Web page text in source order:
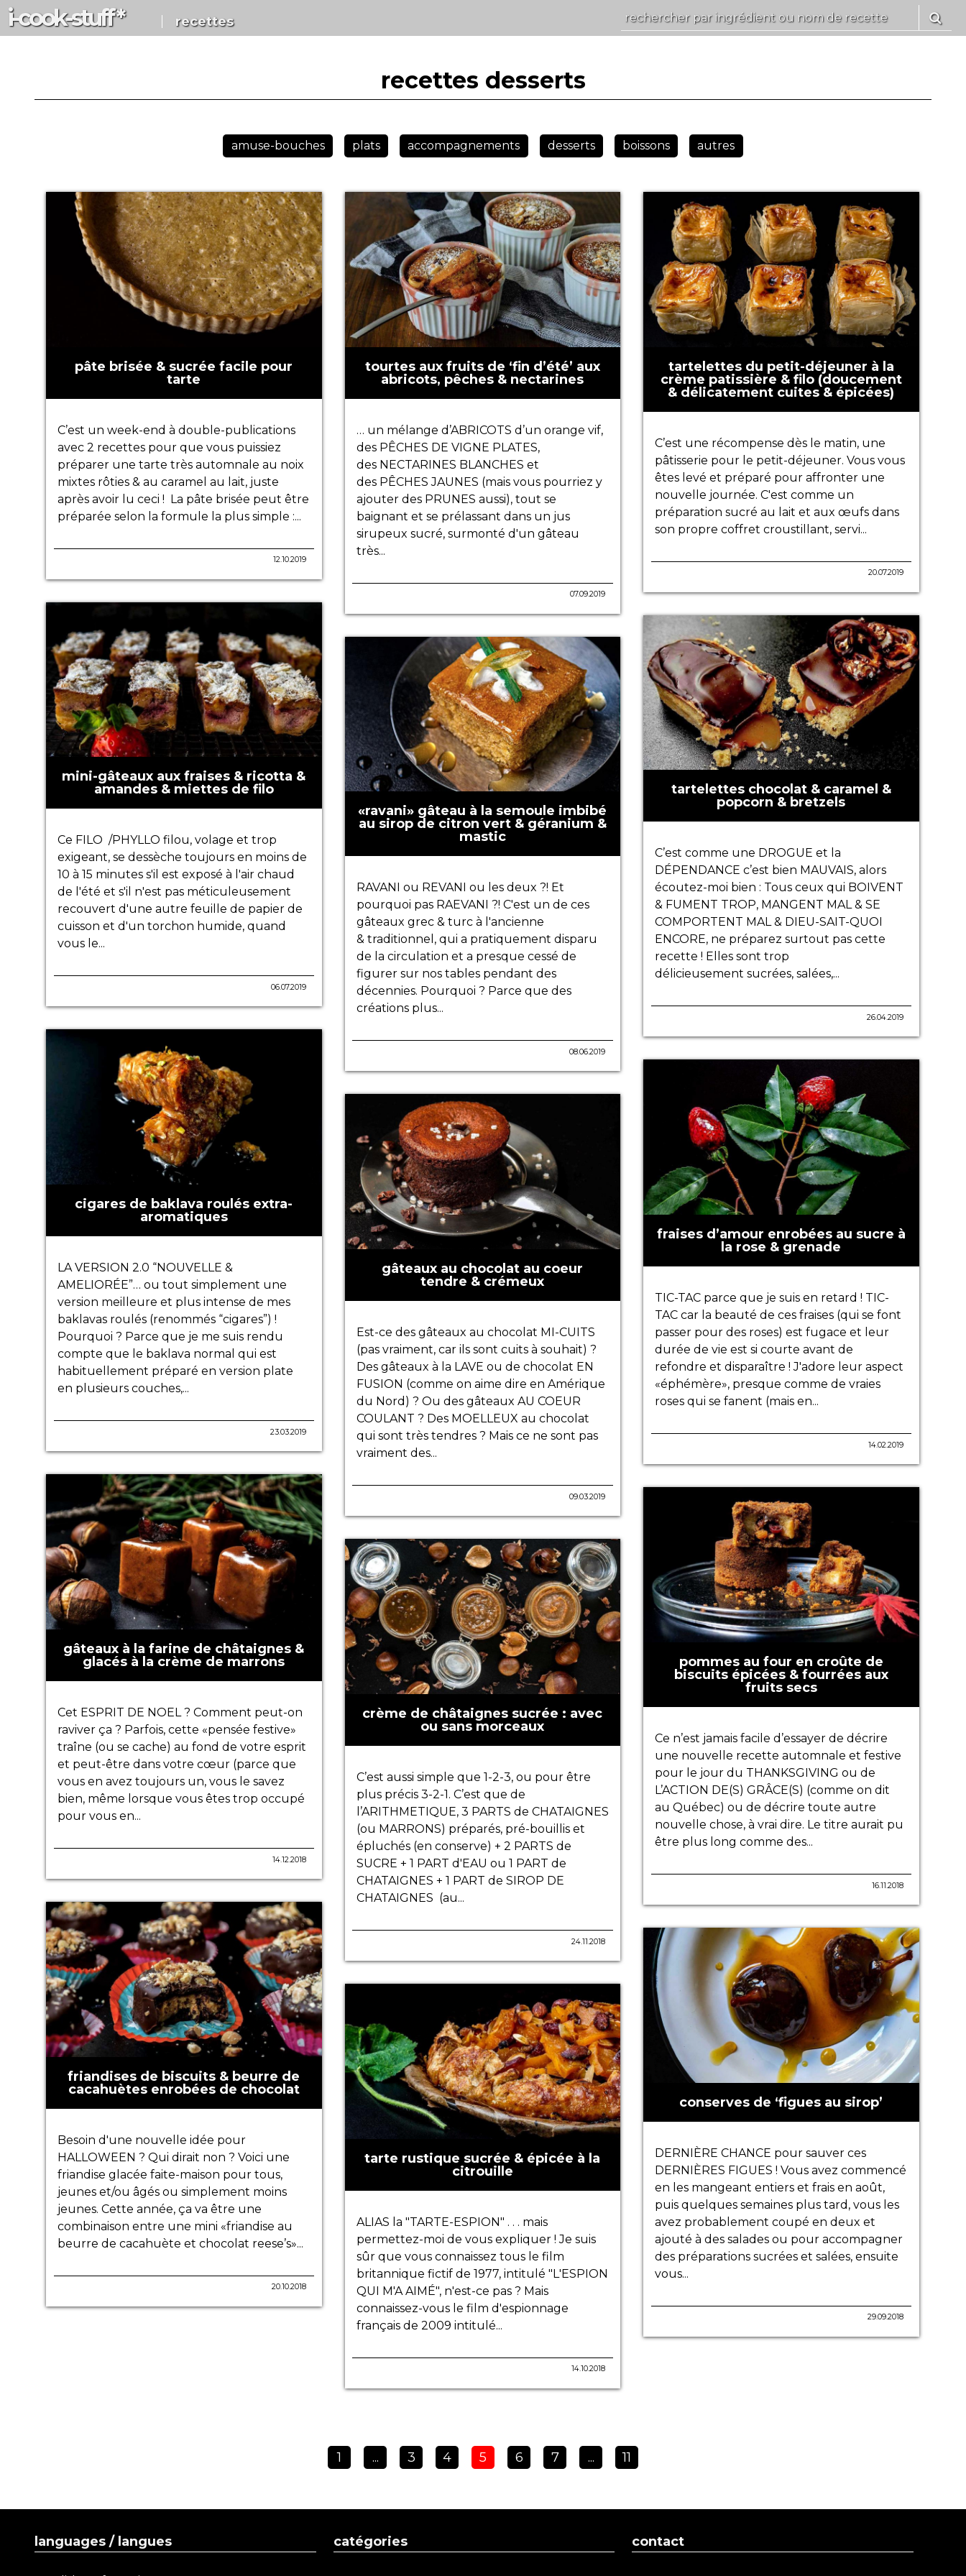
i-cook-stuff* recettes
recettes desserts
amuse-bouches plats accompagnements desserts boissons autres
pâte brisée & sucrée facile pour
tarte
C’est un week-end à double-publications
avec 2 recettes pour que vous puissiez
préparer une tarte très automnale au noix
mixtes rôties & au caramel au lait, juste
après avoir lu ceci ! La pâte brisée peut être
préparée selon la formule la plus simple :...
12.10.2019
mini-gâteaux aux fraises & ricotta &
amandes & miettes de filo
Ce FILO /PHYLLO filou, volage et trop
exigeant, se dessèche toujours en moins de
10 à 15 minutes s'il est exposé à l'air chaud
de l'été et s'il n'est pas méticuleusement
recouvert d'une autre feuille de papier de
cuisson et d'un torchon humide, quand
vous le...
06.07.2019
cigares de baklava roulés extra-
aromatiques
LA VERSION 2.0 “NOUVELLE &
AMELIORÉE”… ou tout simplement une
version meilleure et plus intense de mes
baklavas roulés (renommés “cigares”) !
Pourquoi ? Parce que je me suis rendu
compte que le baklava normal qui est
habituellement préparé en version plate
en plusieurs couches,...
23.03.2019
gâteaux à la farine de châtaignes &
glacés à la crème de marrons
Cet ESPRIT DE NOEL ? Comment peut-on
raviver ça ? Parfois, cette «pensée festive»
traîne (ou se cache) au fond de votre esprit
et peut-être dans votre cœur (parce que
vous en avez toujours un, vous le savez
bien, même lorsque vous êtes trop occupé
pour vous en...
14.12.2018
friandises de biscuits & beurre de
cacahuètes enrobées de chocolat
Besoin d'une nouvelle idée pour
HALLOWEEN ? Qui dirait non ? Voici une
friandise glacée faite-maison pour tous,
jeunes et/ou âgés ou simplement moins
jeunes. Cette année, ça va être une
combinaison entre une mini «friandise au
beurre de cacahuète et chocolat reese’s»...
20.10.2018
tourtes aux fruits de ‘fin d’été’ aux
abricots, pêches & nectarines
… un mélange d’ABRICOTS d’un orange vif,
des PÊCHES DE VIGNE PLATES,
des NECTARINES BLANCHES et
des PÊCHES JAUNES (mais vous pourriez y
ajouter des PRUNES aussi), tout se
baignant et se prélassant dans un jus
sirupeux sucré, surmonté d'un gâteau
très...
07.09.2019
«ravani» gâteau à la semoule imbibé
au sirop de citron vert & géranium &
mastic
RAVANI ou REVANI ou les deux ?! Et
pourquoi pas RAEVANI ?! C'est un de ces
gâteaux grec & turc à l'ancienne
& traditionnel, qui a pratiquement disparu
de la circulation et a presque cessé de
figurer sur nos tables pendant des
décennies. Pourquoi ? Parce que des
créations plus...
08.06.2019
gâteaux au chocolat au coeur
tendre & crémeux
Est-ce des gâteaux au chocolat MI-CUITS
(pas vraiment, car ils sont cuits à souhait) ?
Des gâteaux à la LAVE ou de chocolat EN
FUSION (comme on aime dire en Amérique
du Nord) ? Ou des gâteaux AU COEUR
COULANT ? Des MOELLEUX au chocolat
qui sont très tendres ? Mais ce ne sont pas
vraiment des...
09.03.2019
crème de châtaignes sucrée : avec
ou sans morceaux
C’est aussi simple que 1-2-3, ou pour être
plus précis 3-2-1. C’est que de
l’ARITHMETIQUE, 3 PARTS de CHATAIGNES
(ou MARRONS) préparés, pré-bouillis et
épluchés (en conserve) + 2 PARTS de
SUCRE + 1 PART d'EAU ou 1 PART de
CHATAIGNES + 1 PART de SIROP DE
CHATAIGNES (au...
24.11.2018
tarte rustique sucrée & épicée à la
citrouille
ALIAS la "TARTE-ESPION" . . . mais
permettez-moi de vous expliquer ! Je suis
sûr que vous connaissez tous le film
britannique fictif de 1977, intitulé "L'ESPION
QUI M'A AIMÉ", n'est-ce pas ? Mais
connaissez-vous le film d'espionnage
français de 2009 intitulé...
14.10.2018
tartelettes du petit-déjeuner à la
crème patissière & filo (doucement
& délicatement cuites & épicées)
C’est une récompense dès le matin, une
pâtisserie pour le petit-déjeuner. Vous vous
êtes levé et préparé pour affronter une
nouvelle journée. C'est comme un
préparation sucré au lait et aux œufs dans
son propre coffret croustillant, servi...
20.07.2019
tartelettes chocolat & caramel &
popcorn & bretzels
C’est comme une DROGUE et la
DÉPENDANCE c’est bien MAUVAIS, alors
écoutez-moi bien : Tous ceux qui BOIVENT
& FUMENT TROP, MANGENT MAL & SE
COMPORTENT MAL & DIEU-SAIT-QUOI
ENCORE, ne préparez surtout pas cette
recette ! Elles sont trop
délicieusement sucrées, salées,...
26.04.2019
fraises d’amour enrobées au sucre à
la rose & grenade
TIC-TAC parce que je suis en retard ! TIC-
TAC car la beauté de ces fraises (qui se font
passer pour des roses) est fugace et leur
durée de vie est si courte avant de
refondre et disparaître ! J'adore leur aspect
«éphémère», presque comme de vraies
roses qui se fanent (mais en...
14.02.2019
pommes au four en croûte de
biscuits épicées & fourrées aux
fruits secs
Ce n’est jamais facile d’essayer de décrire
une nouvelle recette automnale et festive
pour le jour du THANKSGIVING ou de
L’ACTION DE(S) GRÂCE(S) (comme on dit
au Québec) ou de décrire toute autre
nouvelle chose, à vrai dire. Le titre aurait pu
être plus long comme des...
16.11.2018
conserves de ‘figues au sirop’
DERNIÈRE CHANCE pour sauver ces
DERNIÈRES FIGUES ! Vous avez commencé
en les mangeant entiers et frais en août,
puis quelques semaines plus tard, vous les
avez probablement coupé en deux et
ajouté à des salades ou pour accompagner
des préparations sucrées et salées, ensuite
vous...
29.09.2018
1 ... 3 4 5 6 7 ... 11
languages / langues catégories contact